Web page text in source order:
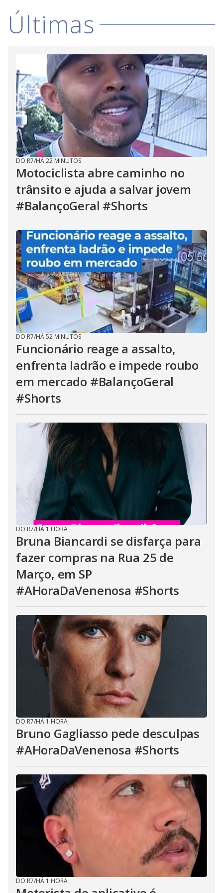
i
d
e
o
Últimas
DO R7/HÁ 22 MINUTOS
Motociclista abre caminho no
trânsito e ajuda a salvar jovem
#BalançoGeral #Shorts
DO R7/HÁ 52 MINUTOS
Funcionário reage a assalto,
enfrenta ladrão e impede roubo
em mercado #BalançoGeral
#Shorts
DO R7/HÁ 1 HORA
Bruna Biancardi se disfarça para
fazer compras na Rua 25 de
Março, em SP
#AHoraDaVenenosa #Shorts
DO R7/HÁ 1 HORA
Bruno Gagliasso pede desculpas
#AHoraDaVenenosa #Shorts
DO R7/HÁ 1 HORA